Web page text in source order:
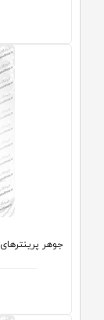
جوهر پرینترهای G1400 - G2400 - G3400 اصلی Canon